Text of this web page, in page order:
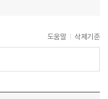
도움말 삭제기준